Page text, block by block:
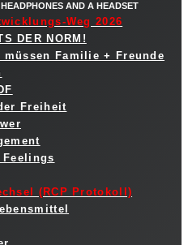
Weg 2026
DER NORM!
müssen Familie + Freunde
Freiheit
Feelings
(RCP Protokoll)